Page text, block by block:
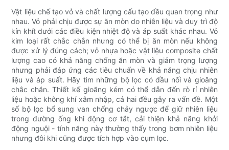
Vật liệu chế tạo vỏ và chất lượng cấu tạo đều quan trọng như
nhau. Vỏ phải chịu được sự ăn mòn do nhiên liệu và duy trì độ
kín khít dưới các điều kiện nhiệt độ và áp suất khác nhau. Vỏ
kim loại rất chắc chắn nhưng có thể bị ăn mòn nếu không
được xử lý đúng cách; vỏ nhựa hoặc vật liệu composite chất
lượng cao có khả năng chống ăn mòn và giảm trọng lượng
nhưng phải đáp ứng các tiêu chuẩn về khả năng chịu nhiên
liệu và áp suất. Hãy tìm những bộ lọc có đầu nối và gioăng
chắc chắn. Thiết kế gioăng kém có thể dẫn đến rò rỉ nhiên
liệu hoặc không khí xâm nhập, cả hai đều gây ra vấn đề. Một
số bộ lọc bổ sung van chống chảy ngược để giữ nhiên liệu
trong đường ống khi động cơ tắt, cải thiện khả năng khởi
động nguội - tính năng này thường thấy trong bơm nhiên liệu
nhưng đôi khi cũng được tích hợp vào cụm lọc.